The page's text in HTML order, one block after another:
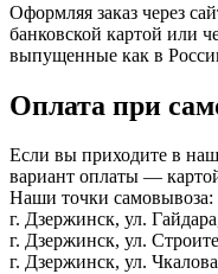
Оформляя заказ через
банковской картой или
выпущенные как в
Оплата при
Если вы приходите в
вариант оплаты —
Наши точки самовывоза:
г. Дзержинск, ул.
г. Дзержинск, ул.
г. Дзержинск, ул.